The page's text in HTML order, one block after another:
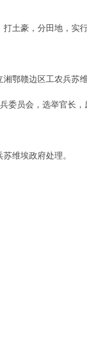
土豪，分田地，实行
鄂赣边区工农兵苏
委员会，选举官长，
维埃政府处理。